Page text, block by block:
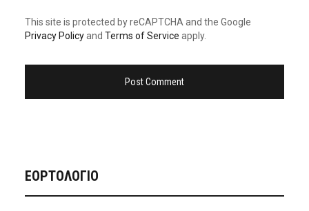
This site is protected by reCAPTCHA and the Google
Privacy Policyand Terms of Service apply.
ΕΟΡΤΟΛΟΓΙΟ